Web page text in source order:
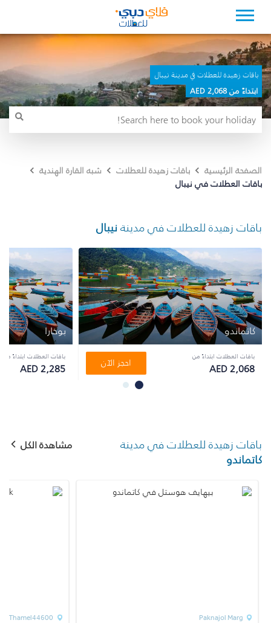
باقات زهيدة للعطلات في مدينة نيبال
ابتداءً من 2,068 AED
الصفحة الرئيسية باقات زهيدة للعطلات
شبه القارة الهندية
باقات العطلات في نيبال
باقات زهيدة للعطلات في مدينةنيبال
بوخارا
باقات العطلات ابتداءً من
AED 2,285
كاتماندو
باقات العطلات ابتداءً من
AED 2,068 احجز الآن
باقات زهيدة للعطلات في مدينة
كاتماندو
مشاهدة الكل
Thamel44600 Paknajol Marg